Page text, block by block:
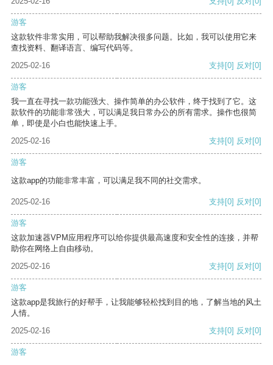
游客
这款软件非常实用，可以帮助我解决很多问题。比如，我可以使用它来
查找资料、翻译语言、编写代码等。
2025-02-16
支持[0] 反对[0]
游客
我一直在寻找一款功能强大、操作简单的办公软件，终于找到了它。这
款软件的功能非常强大，可以满足我日常办公的所有需求。操作也很简
单，即使是小白也能快速上手。
2025-02-16
支持[0] 反对[0]
游客
这款app的功能非常丰富，可以满足我不同的社交需求。
2025-02-16 支持[0] 反对[0]
游客
这款加速器VPM应用程序可以给你提供最高速度和安全性的连接，并帮
助你在网络上自由移动。
2025-02-16
支持[0] 反对[0]
游客
这款app是我旅行的好帮手，让我能够轻松找到目的地，了解当地的风土
人情。
2025-02-16
支持[0] 反对[0]
游客